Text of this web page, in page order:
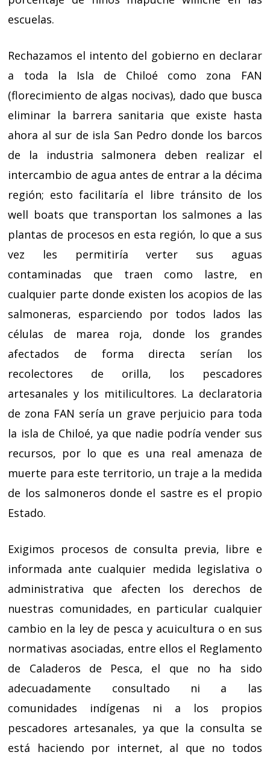
escuelas.
Rechazamos el intento del gobierno en declarar
a toda la Isla de Chiloé como zona FAN
(florecimiento de algas nocivas), dado que busca
eliminar la barrera sanitaria que existe hasta
ahora al sur de isla San Pedro donde los barcos
de la industria salmonera deben realizar el
intercambio de agua antes de entrar a la décima
región; esto facilitaría el libre tránsito de los
well boats que transportan los salmones a las
plantas de procesos en esta región, lo que a sus
vez les permitiría verter sus aguas
contaminadas que traen como lastre, en
cualquier parte donde existen los acopios de las
salmoneras, esparciendo por todos lados las
células de marea roja, donde los grandes
afectados de forma directa serían los
recolectores de orilla, los pescadores
artesanales y los mitilicultores. La declaratoria
de zona FAN sería un grave perjuicio para toda
la isla de Chiloé, ya que nadie podría vender sus
recursos, por lo que es una real amenaza de
muerte para este territorio, un traje a la medida
de los salmoneros donde el sastre es el propio
Estado.
Exigimos procesos de consulta previa, libre e
informada ante cualquier medida legislativa o
administrativa que afecten los derechos de
nuestras comunidades, en particular cualquier
cambio en la ley de pesca y acuicultura o en sus
normativas asociadas, entre ellos el Reglamento
de Caladeros de Pesca, el que no ha sido
adecuadamente consultado ni a las
comunidades indígenas ni a los propios
pescadores artesanales, ya que la consulta se
está haciendo por internet, al que no todos